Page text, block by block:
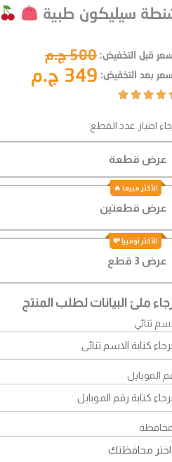
سيليكون طبية
قبل التخفيض: 500 ج.م
بعد التخفيض: 349 ج.م




اختيار عدد القطع
عرض قطعة
عرض قطعتين
عرض 3 قطع
ملئ البيانات لطلب المنتج
ثنائي
الموبايل